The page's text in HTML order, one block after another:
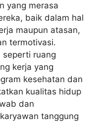
yang merasa
baik dalam hal
maupun atasan,
termotivasi.
seperti ruang
kerja yang
kesehatan dan
kualitas hidup
dan
tanggung